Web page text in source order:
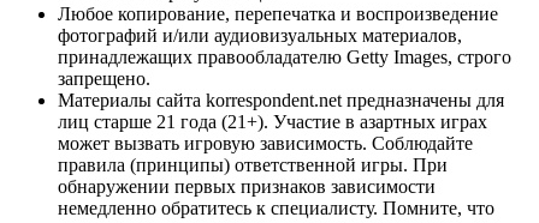
Любое копирование, перепечатка и воспроизведение
фотографий и/или аудиовизуальных материалов,
принадлежащих правообладателю Getty Images, строго
запрещено.
Материалы сайта korrespondent.net предназначены для
лиц старше 21 года (21+). Участие в азартных играх
может вызвать игровую зависимость. Соблюдайте
правила (принципы) ответственной игры. При
обнаружении первых признаков зависимости
немедленно обратитесь к специалисту. Помните, что